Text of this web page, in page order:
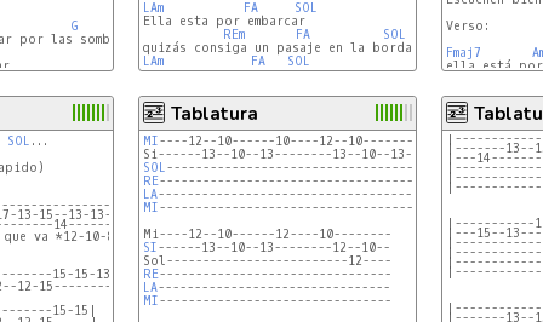
G
LAm
FA
SOL
Ella esta por embarcar
REm
FA
SOL
LAm
FA SOL
Verso:
Fmaj7
ella está por
SOL ...
13-15--13-13-15-13--17-13-15--13-17-15-*12-10-8*
14---------------------14-----------------
15-15-13-12-13-12-----15
15-15|
Tablatura
MI----12--10------10----12--10----------10----
SOL
RE
LA
MI--------------------------------------------
SI------13--10--13--------12--10--
RE
LA
MI--------------------------------
|-------13--
|---
|-----------
|---15--
|-------13--